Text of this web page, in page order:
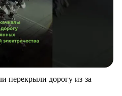
перекрыли дорогу из-за